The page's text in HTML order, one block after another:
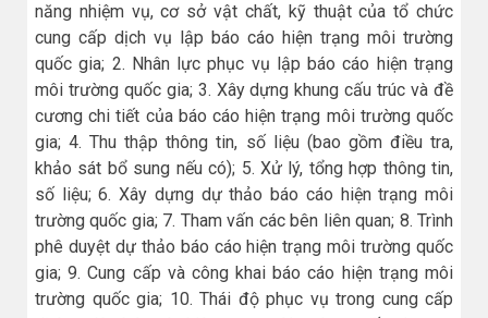
năng nhiệm vụ, cơ sở vật chất, kỹ thuật của tổ chức
cung cấp dịch vụ lập báo cáo hiện trạng môi trường
quốc gia; 2. Nhân lực phục vụ lập báo cáo hiện trạng
môi trường quốc gia; 3. Xây dựng khung cấu trúc và đề
cương chi tiết của báo cáo hiện trạng môi trường quốc
gia; 4. Thu thập thông tin, số liệu (bao gồm điều tra,
khảo sát bổ sung nếu có); 5. Xử lý, tổng hợp thông tin,
số liệu; 6. Xây dựng dự thảo báo cáo hiện trạng môi
trường quốc gia; 7. Tham vấn các bên liên quan; 8. Trình
phê duyệt dự thảo báo cáo hiện trạng môi trường quốc
gia; 9. Cung cấp và công khai báo cáo hiện trạng môi
trường quốc gia; 10. Thái độ phục vụ trong cung cấp